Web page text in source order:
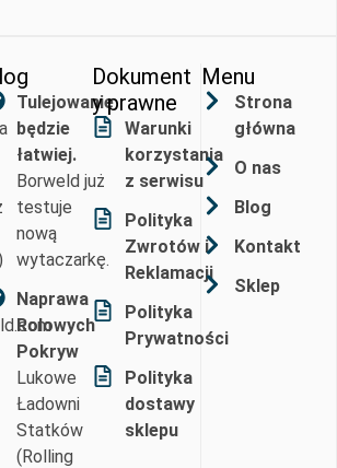
Tulejowanie
będzie
łatwiej.
Borweld już
testuje
nową
wytaczarkę.
Naprawa
Rolowych
Pokryw
Lukowe
Ładowni
Statków
(Rolling
Dokument
y prawne
Warunki
korzystania
z serwisu
Polityka
Zwrotów i
Reklamacji
Polityka
Prywatności
Polityka
dostawy
sklepu
Menu
Strona
główna
O nas
Blog
Kontakt
Sklep